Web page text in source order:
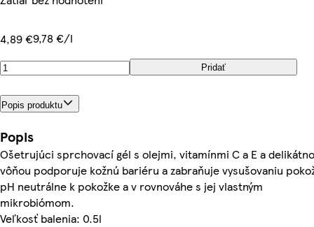
4,89 €9,78 €/l
Pridať
Popis produktu
Popis
Ošetrujúci sprchovací gél s olejmi, vitamínmi C a E a
vôňou podporuje kožnú bariéru a zabraňuje vysušovaniu
pH neutrálne k pokožke a v rovnováhe s jej vlastným
mikrobiómom.
Veľkosť balenia: 0.5l